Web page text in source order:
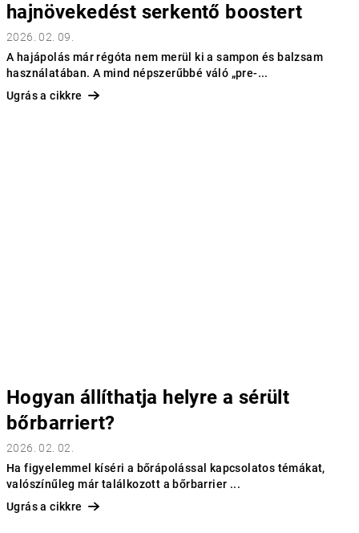
hajnövekedést serkentő boostert
2026. 02. 09.
A hajápolás már régóta nem merül ki a sampon és balzsam
használatában. A mind népszerűbbé váló „pre-...
Ugrás a cikkre
Hogyan állíthatja helyre a sérült
bőrbarriert?
2026. 02. 02.
Ha figyelemmel kíséri a bőrápolással kapcsolatos témákat,
valószínűleg már találkozott a bőrbarrier ...
Ugrás a cikkre